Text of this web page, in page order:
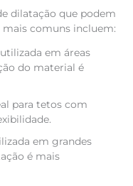
dilatação que podem
mais comuns incluem:
utilizada em áreas
do material é
para tetos com
em grandes
é mais